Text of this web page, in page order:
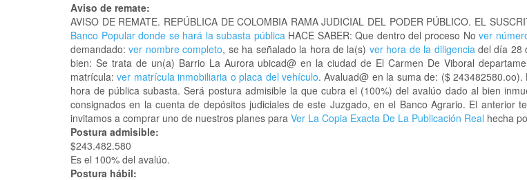
Aviso de remate:
AVISO DE REMATE. REPÚBLICA DE COLOMBIA RAMA JUDICIAL DEL PODER PÚBLICO. EL
Banco Popular donde se hará la subasta públicaHACE SABER: Que dentro del proceso Nover
demandado:ver nombre completo, se ha señalado la hora de la(s) ver hora de la diligenciadel día 28
bien: Se trata de un(a) Barrio La Aurora ubicad@ en la ciudad de El Carmen De Viboral
matrícula:ver matrícula inmobiliaria o placa del vehículo. Avaluad@ en la suma de: ($
hora de pública subasta. Será postura admisible la que cubra el (100%) del avalúo dado al bien
consignados en la cuenta de depósitos judiciales de este Juzgado, en el Banco Agrario. El
invitamos a comprar uno de nuestros planes para Ver La Copia Exacta De La Publicación Real hecha
Postura admisible:
$243.482.580
Es el 100% del avalúo.
Postura hábil: